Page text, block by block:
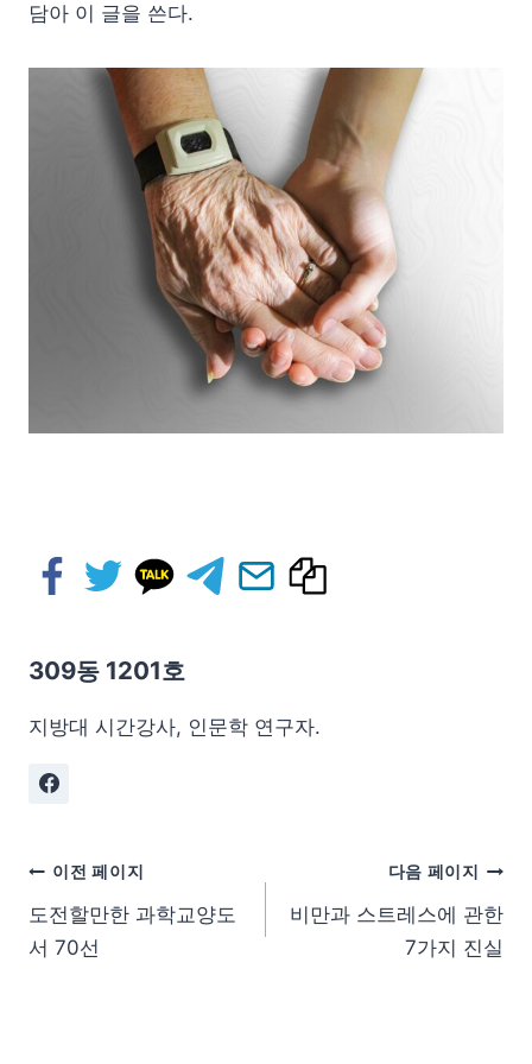
담아 이 글을 쓴다.
309동 1201호
지방대 시간강사, 인문학 연구자.
이전 페이지
도전할만한 과학교양도
서 70선
다음 페이지
비만과 스트레스에 관한
7가지 진실